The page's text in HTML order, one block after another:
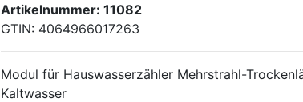
Artikelnummer: 11082
GTIN: 4064966017263
Modul für Hauswasserzähler Mehrstrahl-
Kaltwasser